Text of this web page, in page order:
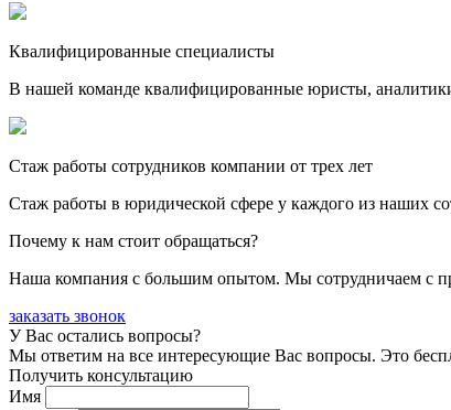
Квалифицированные специалисты
В нашей команде квалифицированные юристы,
Стаж работы сотрудников компании от трех лет
Стаж работы в юридической сфере у каждого из наших
Почему к нам стоит обращаться?
Наша компания с большим опытом. Мы сотрудничаем с
заказать звонок
У Вас остались вопросы?
Мы ответим на все интересующие Вас вопросы. Это
Получить консультацию
Имя